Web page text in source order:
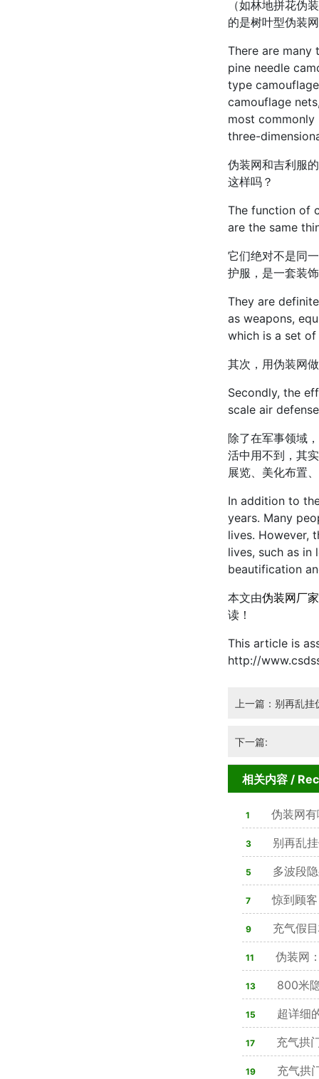
（如林地拼花伪
的是树叶型伪装
There are many
pine needle
type
camouflage
most commonly
three-
伪装网和吉利服
这样吗？
The function of
are the same
它们绝对不是同
护服，是一套装
They are
as weapons,
which is a set
其次，用伪装网
Secondly, the
scale air
除了在军事领域
活中用不到，其
展览、美化布置
In addition to
years. Many
lives. However,
lives, such as in
beautification
本文由伪装网厂家
读！
This article is
http://
上一篇：别再乱挂
下一篇:
相关内容 /
1 伪装网
3 别再乱
5
多波段
战性能解析
7
惊到顾
则是演习迷惑
9
充气假
势改写战场布
11
伪装网
读懂现代隐蔽
13
800米
察密码
15 超详细
17 充气拱
19 充气拱